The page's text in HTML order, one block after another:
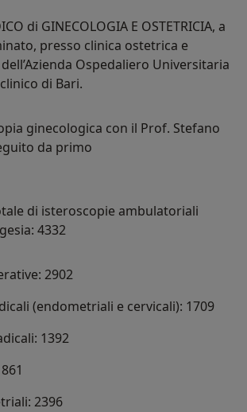
di GINECOLOGIA E OSTETRICIA, a
presso clinica ostetrica e
Ospedaliero Universitaria
di Bari.
ginecologica con il Prof. Stefano
da primo
di isteroscopie ambulatoriali
4332
2902
(endometriali e cervicali): 1709
1392
2396